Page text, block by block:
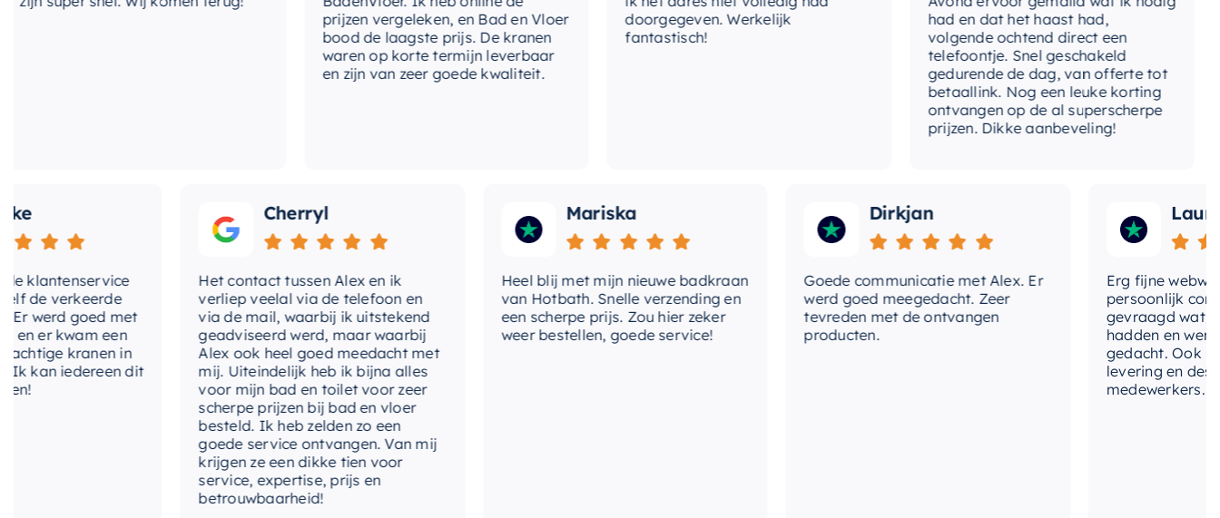
praktische opbergruimte nodig hebt, deze spiegelkast is de perfecte keuze.
Nee, los bij bestellen
2-3 weken
Nee, los bij bestellen
prijzen vergeleken, en Bad en Vloer
bood de laagste prijs. De kranen
waren op korte termijn leverbaar
en zijn van zeer goede kwaliteit.
doorgegeven. Werkelijk
fantastisch!
had en dat het haast had,
volgende ochtend direct een
telefoontje. Snel geschakeld
gedurende de dag, van offerte tot
betaallink. Nog een leuke korting
ontvangen op de al superscherpe
prijzen. Dikke aanbeveling!
verkeerde
goed met
kwam een
kranen in
iedereen dit
Cherryl
Het contact tussen Alex en ik
verliep veelal via de telefoon en
via de mail, waarbij ik uitstekend
geadviseerd werd, maar waarbij
Alex ook heel goed meedacht met
mij. Uiteindelijk heb ik bijna alles
voor mijn bad en toilet voor zeer
scherpe prijzen bij bad en vloer
besteld. Ik heb zelden zo een
goede service ontvangen. Van mij
krijgen ze een dikke tien voor
service, expertise, prijs en
betrouwbaarheid!
Mariska
Heel blij met mijn nieuwe badkraan
van Hotbath. Snelle verzending en
een scherpe prijs. Zou hier zeker
weer bestellen, goede service!
Dirkjan
Goede communicatie met Alex. Er
werd goed meegedacht. Zeer
tevreden met de ontvangen
producten.
Laura
Erg fijne webwinkel,
persoonlijk contact
gevraagd wat we
hadden en werd met
gedacht. Ook in de
levering en
medewerkers. Wij